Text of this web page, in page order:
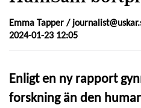
Emma Tapper /
2024-01-23 12:05
Enligt en ny rapport
forskning än den